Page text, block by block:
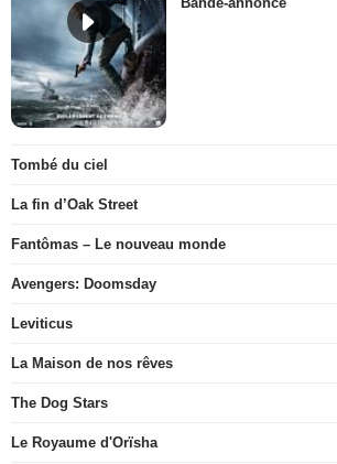
Tombé du ciel
La fin d’Oak Street
Fantômas – Le nouveau monde
Avengers: Doomsday
Leviticus
La Maison de nos rêves
The Dog Stars
Le Royaume d'Orïsha